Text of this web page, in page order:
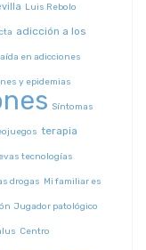
Luis Rebolo
adicción a los
en adicciones
y epidemias
Síntomas
terapia
tecnologías
drogas Mi familiar es
Jugador patológico
Centro